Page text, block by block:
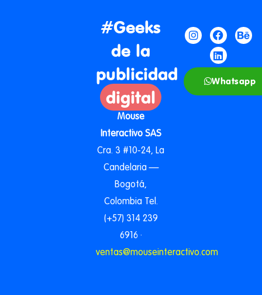
#Geeks
de la
publicidad
digital
Mouse
Interactivo SAS
Cra. 3 #10-24, La
Candelaria —
Bogotá,
Colombia Tel.
(+57) 314 239
6916 ·
ventas@mouseinteractivo.com
Whatsapp